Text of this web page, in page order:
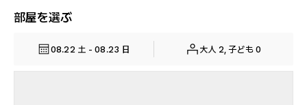
部屋を選ぶ
08.22 土 - 08.23 日 大人 2, 子ども 0